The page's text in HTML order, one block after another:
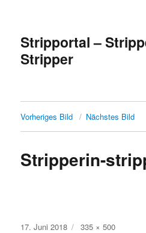
Stripportal –
Stripper
Vorheriges Bild Nächstes Bild
Stripperin-
Veröffentlicht
17. Juni 2018
Volle
335 × 500